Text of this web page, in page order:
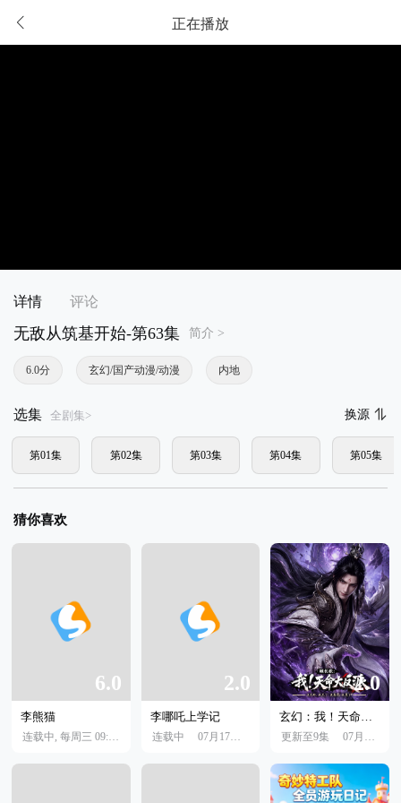
正在播放
详情 评论
无敌从筑基开始-第63集 简介 >
6.0分 玄幻/国产动漫/动漫 内地
选集 全剧集> 换源
第01集 第02集 第03集 第04集 第05集
猜你喜欢
6.0
李熊猫
连载中, 每周三 09:00更新 07月29日
2.0
李哪吒上学记
连载中 07月17日
2.0
玄幻：我！天命大反派
更新至9集 07月15日